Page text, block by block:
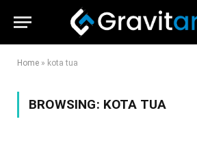
Home » kota tua
BROWSING: KOTA TUA